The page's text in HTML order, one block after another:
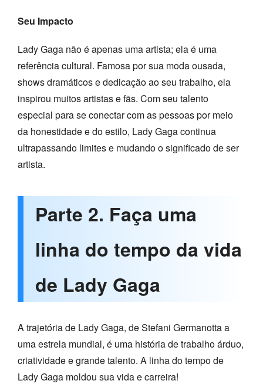
Seu Impacto
Lady Gaga não é apenas uma artista; ela é uma
referência cultural. Famosa por sua moda ousada,
shows dramáticos e dedicação ao seu trabalho, ela
inspirou muitos artistas e fãs. Com seu talento
especial para se conectar com as pessoas por meio
da honestidade e do estilo, Lady Gaga continua
ultrapassando limites e mudando o significado de ser
artista.
Parte 2. Faça uma
linha do tempo da vida
de Lady Gaga
A trajetória de Lady Gaga, de Stefani Germanotta a
uma estrela mundial, é uma história de trabalho árduo,
criatividade e grande talento. A linha do tempo de
Lady Gaga moldou sua vida e carreira!